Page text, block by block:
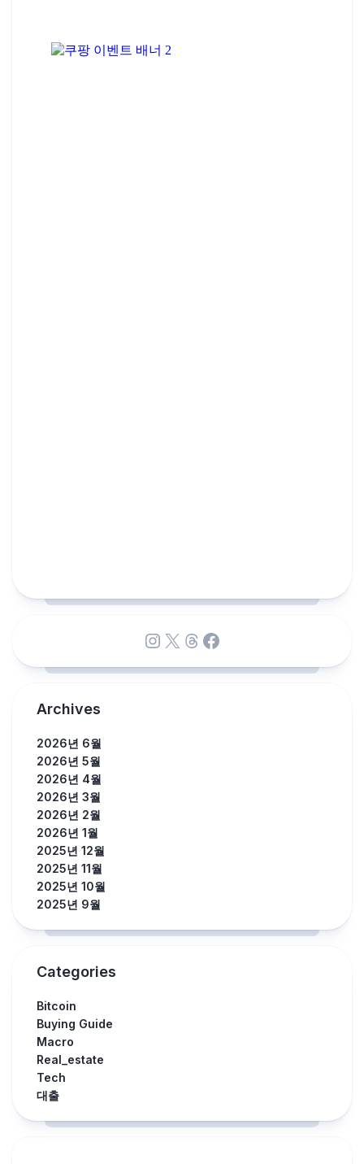
Instagram
X Threads
Facebook
Archives
2026년 6월
2026년 5월
2026년 4월
2026년 3월
2026년 2월
2026년 1월
2025년 12월
2025년 11월
2025년 10월
2025년 9월
Categories
Bitcoin
Buying Guide
Macro
Real_estate
Tech
대출